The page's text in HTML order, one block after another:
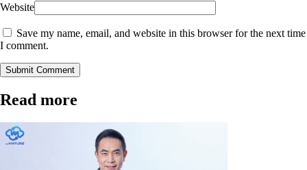
Website
Save my name, email, and website in this browser for the next time
I comment.
Submit Comment
Read more